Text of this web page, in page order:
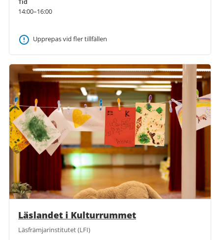
14:00–16:00
Upprepas vid fler tillfällen
Läslandet i Kulturrummet
Läsfrämjarinstitutet (LFI)